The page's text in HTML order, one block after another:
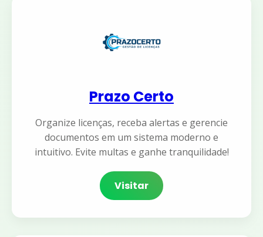
Prazo Certo
Organize licenças, receba alertas e gerencie
documentos em um sistema moderno e
intuitivo. Evite multas e ganhe tranquilidade!
Visitar